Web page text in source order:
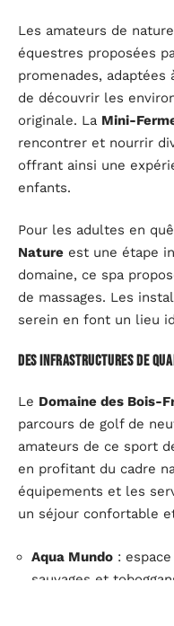
Les amateurs de
équestres proposées
promenades,
de découvrir les
originale. La Mini-
rencontrer et nourrir
offrant ainsi une
enfants.
Pour les adultes en
Nature est une étape
domaine, ce spa
de massages. Les
serein en font un lieu
Des infrastructures de
Le Domaine des Bois-
parcours de golf de
amateurs de ce sport
en profitant du cadre
équipements et les
un séjour confortable
Aqua Mundo :
sauvages et